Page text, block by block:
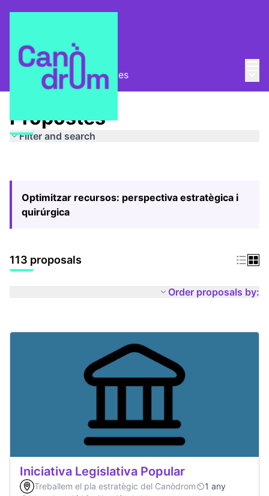
Pla Estratègic Propostes
Propostes
Filter and search
Optimitzar recursos: perspectiva estratègica i
quirúrgica
113 proposals
Order proposals by:
Iniciativa Legislativa Popular
Treballem el pla estratègic del Canòdrom
1 any